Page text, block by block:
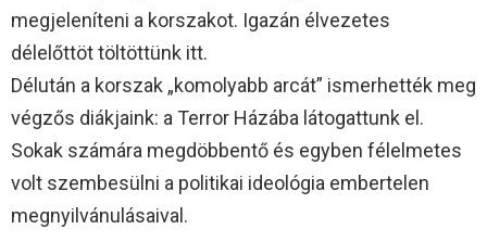
megjeleníteni a korszakot. Igazán élvezetes
délelőttöt töltöttünk itt.
Délután a korszak „komolyabb arcát” ismerhették meg
végzős diákjaink: a Terror Házába látogattunk el.
Sokak számára megdöbbentő és egyben félelmetes
volt szembesülni a politikai ideológia embertelen
megnyilvánulásaival.